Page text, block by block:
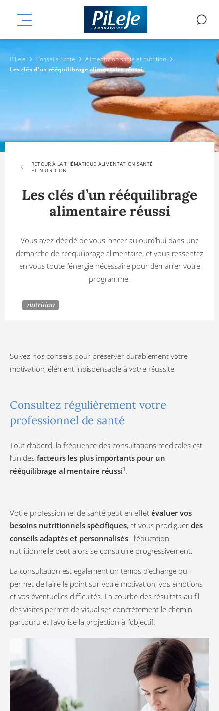
MENU
PiLeJe Conseils Santé
Alimentation santé et nutrition
Les clés d’un rééquilibrage alimentaire réussi
RETOUR À LA THÉMATIQUE ALIMENTATION SANTÉ
ET NUTRITION
Les clés d’un rééquilibrage
alimentaire réussi
Vous avez décidé de vous lancer aujourd’hui dans une
démarche de rééquilibrage alimentaire, et vous ressentez
en vous toute l’énergie nécessaire pour démarrer votre
programme.
nutrition
Suivez nos conseils pour préserver durablement votre
motivation, élément indispensable à votre réussite.
Consultez régulièrement votre
professionnel de santé
Tout d’abord, la fréquence des consultations médicales est
l’un des facteurs les plus importants pour un
rééquilibrage alimentaire réussi1 .
Votre professionnel de santé peut en effet évaluer vos
besoins nutritionnels spécifiques, et vous prodiguer des
conseils adaptés et personnalisés : l’éducation
nutritionnelle peut alors se construire progressivement.
La consultation est également un temps d’échange qui
permet de faire le point sur votre motivation, vos émotions
et vos éventuelles difficultés. La courbe des résultats au fil
des visites permet de visualiser concrètement le chemin
parcouru et favorise la projection à l’objectif.